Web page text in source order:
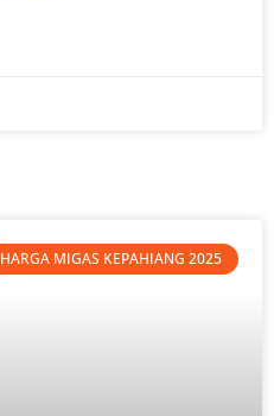
HARGA MIGAS KEPAHIANG 2025